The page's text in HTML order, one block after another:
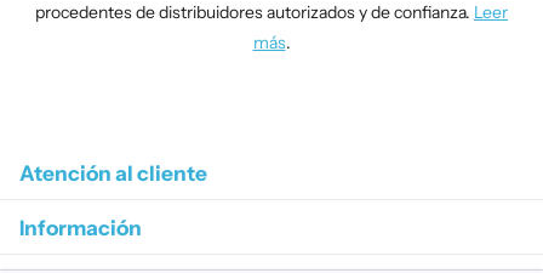
procedentes de distribuidores autorizados y de confianza. Leer
más.
Atención al cliente
Información